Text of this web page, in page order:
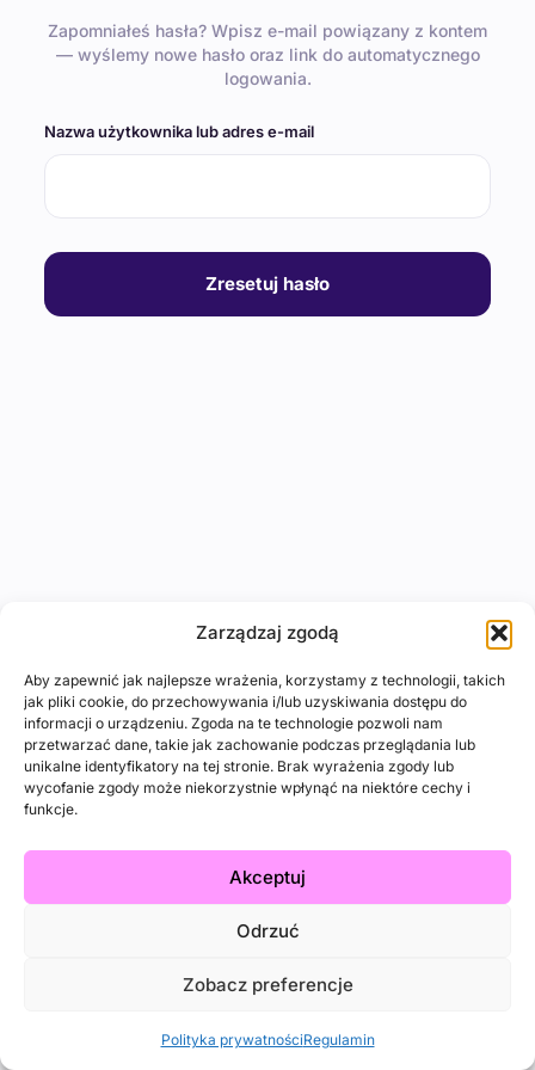
Zarządzaj zgodą
Aby zapewnić jak najlepsze wrażenia, korzystamy z technologii, takich
jak pliki cookie, do przechowywania i/lub uzyskiwania dostępu do
informacji o urządzeniu. Zgoda na te technologie pozwoli nam
przetwarzać dane, takie jak zachowanie podczas przeglądania lub
unikalne identyfikatory na tej stronie. Brak wyrażenia zgody lub
wycofanie zgody może niekorzystnie wpłynąć na niektóre cechy i
funkcje.
Akceptuj
Odrzuć
Zobacz preferencje
Polityka prywatnościRegulamin
Zapomniałeś hasła? Wpisz e-mail powiązany z kontem
— wyślemy nowe hasło oraz link do automatycznego
logowania.
Nazwa użytkownika lub adres e-mail
Zresetuj hasło